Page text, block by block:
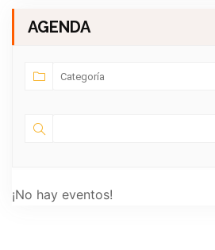
AGENDA
¡No hay eventos!